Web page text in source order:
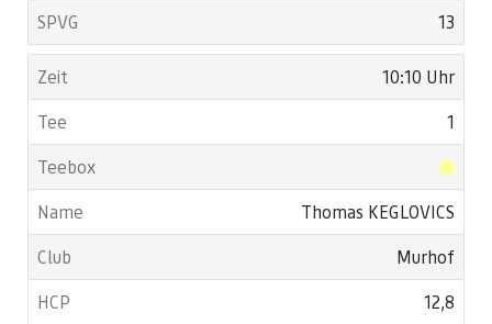
13
10:10 Uhr
1
Thomas KEGLOVICS
Murhof
12,8